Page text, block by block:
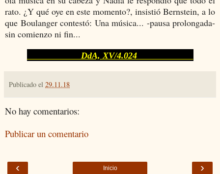
rato. ¿Y qué oye en este momento?, insistió Bernstein, a lo
que Boulanger contestó: Una música... -pausa prolongada-
sin comienzo ni fin...
DdA, XV/4.024
Publicado el 29.11.18
No hay comentarios:
Publicar un comentario
‹ ›
Inicio